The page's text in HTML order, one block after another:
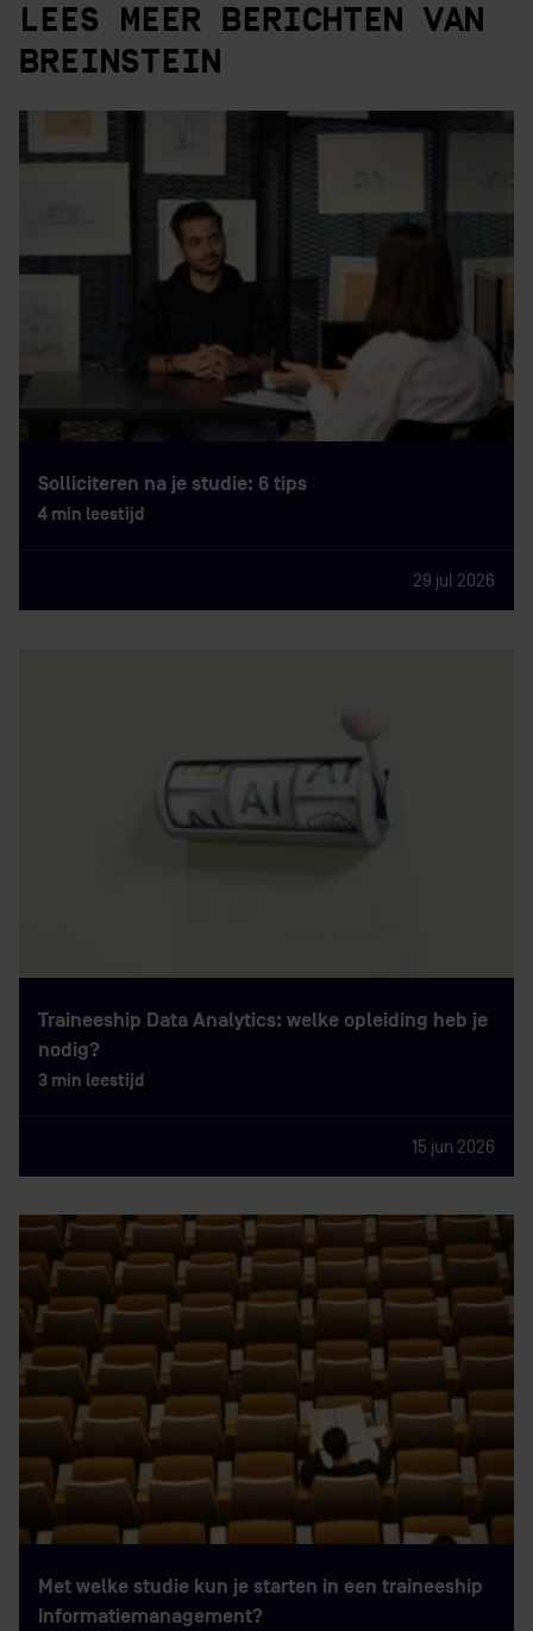
LEES MEER BERICHTEN VAN
BREINSTEIN
Solliciteren na je studie: 6 tips
4 min leestijd
29 jul 2026
Traineeship Data Analytics: welke opleiding heb je
nodig?
3 min leestijd
15 jun 2026
Met welke studie kun je starten in een traineeship
Informatiemanagement?